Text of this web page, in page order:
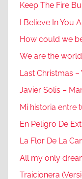
Keep The Fire
I Believe In You
How could we
We are the
Last Christmas –
Javier Solis –
Mi historia entre
En Peligro De
La Flor De La
All my only
Traicionera